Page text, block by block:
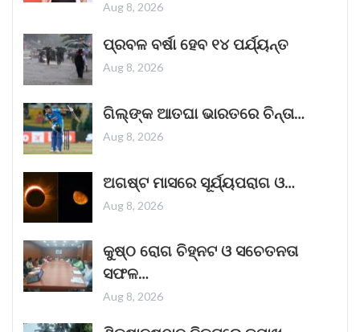
November 1, 2025
“ଥମ୍ମା”ର ଏହି ରାକ୍ଷସ ଦର୍ଶକଙ୍କ ହୃଦୟ ଜିତିବାରେ
ଲାଗିଛି
ଭୟଙ୍କର ଜଗତର ନୂତନ ଚଳଚ୍ଚିତ୍ର 'ଥମ୍ମା'
ଦର୍ଶକଙ୍କୁ ପ୍ରଭାବିତ କରିବାରେ ସଫଳ ହୋଇଛି।
ଦୀପାବଳିର ପରଦିନ ଜୋରଦାର ଆରମ୍ଭ ହୋଇଥିବା ଏହି
ଫିଲ୍ମଟି ସପ୍ତାହର କାର୍ଯ୍ୟ ଦିବସଗୁଡ଼ିକରେ
October 25, 2025
Aug 8, 2026
ପ୍ରବଳ ବର୍ଷା ହେବ ୧୪ ପର୍ଯ୍ୟନ୍ତ
Aug 8, 2026
ଗିଲ୍‌ଙ୍କ ଆତଘା ଭାରତରେ ଚିନ୍ତା…
Aug 8, 2026
ଅଗଷ୍ଟ ମାସରେ ସୂର୍ଯ୍ୟପରାଗ ଓ…
Aug 8, 2026
କୁଷ୍ଠ ରୋଗ ଚିହ୍ନଟ ଓ ସଚେତନତା
ସଫଳ…
Aug 8, 2026